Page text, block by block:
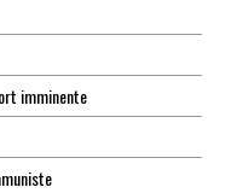
imminente